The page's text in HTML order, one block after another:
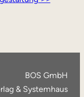
BOS GmbH
& Systemhaus